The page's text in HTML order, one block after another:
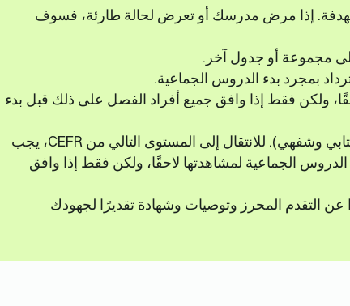
إذا مرض مدرسك أو تعرض لحالة طارئة، فسوف
مجموعة أو جدول آخر.
بمجرد بدء الدروس الجماعية.
ولكن فقط إذا وافق جميع أفراد الفصل على ذلك قبل بدء
في نهاية كل برنامج، ستخضع لامتحان نهائي (كتابي وشفهي). للانتقال إلى المستوى التالي من CEFR، يجب
تسجيل الدروس الجماعية لمشاهدتها لاحقًا، ولكن فقط إذا وافق
عن التقدم المحرز وتوصيات وشهادة تقديرًا لجهودك